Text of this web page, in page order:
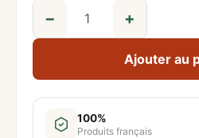
u
a
− +
Ajouter au
100%
Produits français